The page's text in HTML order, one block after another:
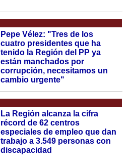
Pepe Vélez: "Tres de los
cuatro presidentes que ha
tenido la Región del PP ya
están manchados por
corrupción, necesitamos un
cambio urgente"
La Región alcanza la cifra
récord de 62 centros
especiales de empleo que dan
trabajo a 3.549 personas con
discapacidad